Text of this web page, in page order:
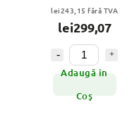
lei243,15 fără TVA
lei299,07
Adaugă în
Coş